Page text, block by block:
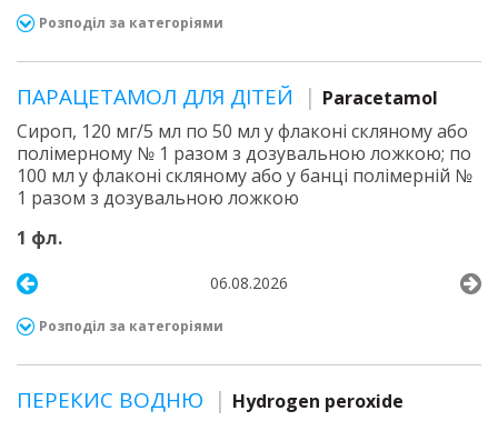
Розподіл за категоріями
ПАРАЦЕТАМОЛ ДЛЯ ДІТЕЙ
Paracetamol
Сироп, 120 мг/5 мл по 50 мл у флаконі скляному або
полімерному № 1 разом з дозувальною ложкою; по
100 мл у флаконі скляному або у банці полімерній №
1 разом з дозувальною ложкою
1 фл.
06.08.2026
Розподіл за категоріями
ПЕРЕКИС ВОДНЮ
Hydrogen peroxide